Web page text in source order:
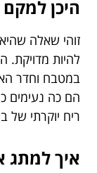
היכן
זוהי שאלה
להיות מדויקת.
במטבח וחדר
הם כה נעימים
ריח יוקרתי של
איך למתג